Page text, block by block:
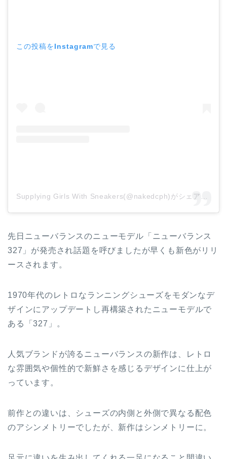
この投稿をInstagramで見る
Supplying Girls With Sneakers(@nakedcph)がシェアした投稿
先日ニューバランスのニューモデル「ニューバランス
327」が発売され話題を呼びましたが早くも新色がリリ
ースされます。
1970年代のレトロなランニングシューズをモダンなデ
ザインにアップデートし再構築されたニューモデルで
ある「327」。
人気ブランドが誇るニューバランスの新作は、レトロ
な雰囲気や個性的で新鮮さを感じるデザインに仕上が
っています。
前作との違いは、シューズの内側と外側で異なる配色
のアシンメトリーでしたが、新作はシンメトリーに。